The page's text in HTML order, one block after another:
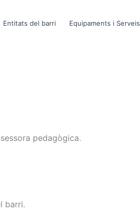
Entitats del barri Equipaments i Serveis
pedagògica.
barri.